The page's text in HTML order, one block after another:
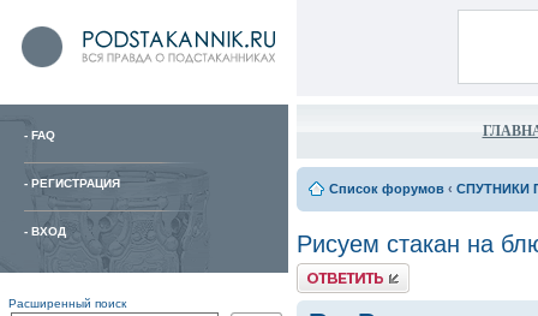
- FAQ
- РЕГИСТРАЦИЯ
- ВХОД
Расширенный поиск
Список форумов ‹ СПУТНИКИ
Рисуем стакан на